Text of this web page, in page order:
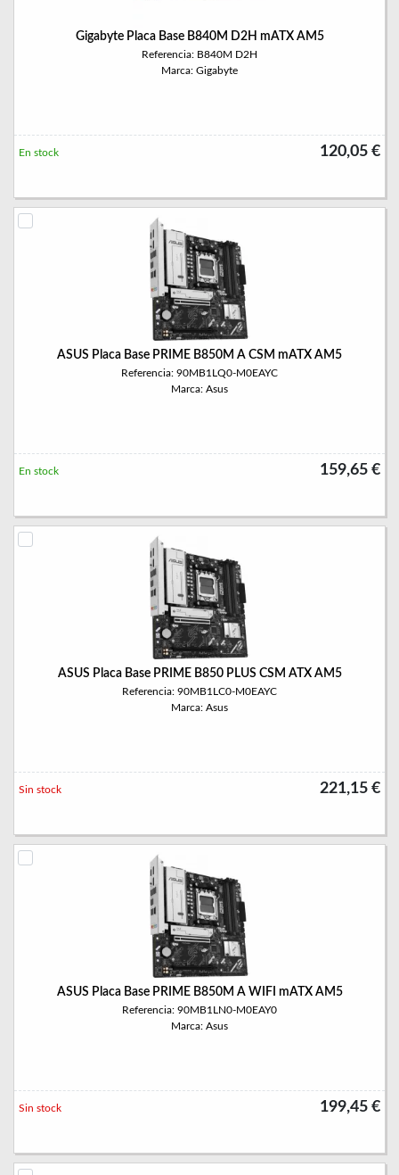
Gigabyte Placa Base B840M D2H mATX AM5
Referencia: B840M D2H
Marca: Gigabyte
120,05 €
En stock
ASUS Placa Base PRIME B850M A CSM mATX AM5
Referencia: 90MB1LQ0-M0EAYC
Marca: Asus
159,65 €
En stock
ASUS Placa Base PRIME B850 PLUS CSM ATX AM5
Referencia: 90MB1LC0-M0EAYC
Marca: Asus
221,15 €
Sin stock
ASUS Placa Base PRIME B850M A WIFI mATX AM5
Referencia: 90MB1LN0-M0EAY0
Marca: Asus
199,45 €
Sin stock